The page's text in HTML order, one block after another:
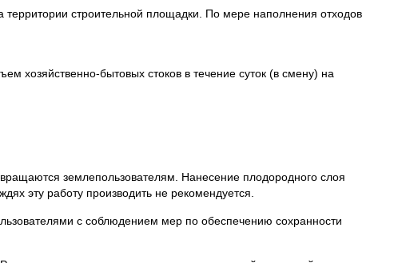
строительной площадки. По мере наполнения отходов
хозяйственно-бытовых стоков в течение суток (в смену) на
землепользователям. Нанесение плодородного слоя
эту работу производить не рекомендуется.
с соблюдением мер по обеспечению сохранности